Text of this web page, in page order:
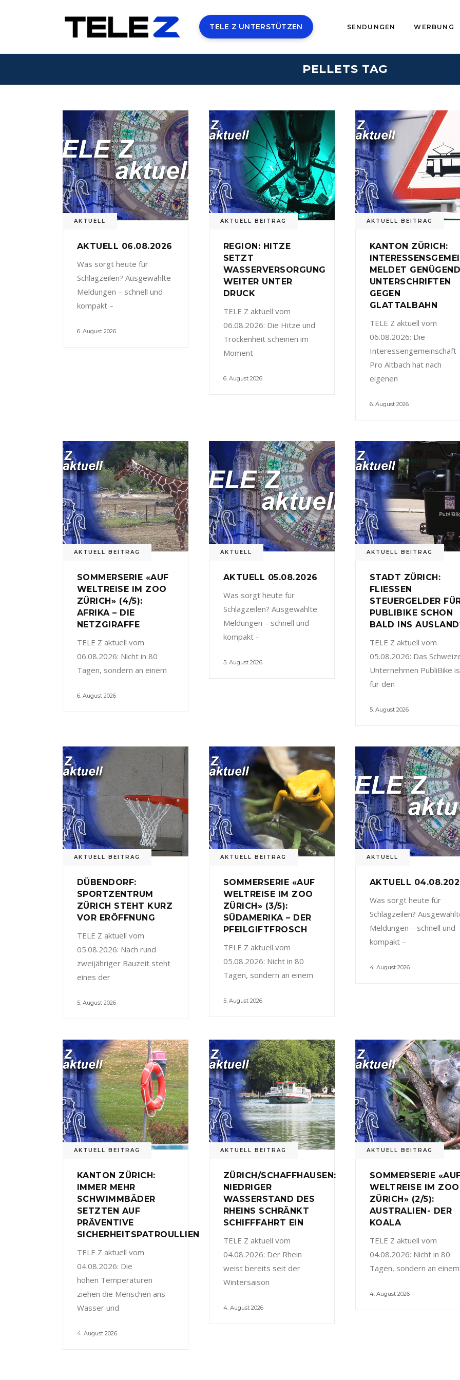
TELE Z UNTERSTÜTZEN SENDUNGEN WERBUNG
PELLETS TAG
AKTUELL
AKTUELL 06.08.2026
Was sorgt heute für
Schlagzeilen? Ausgewählte
Meldungen – schnell und
kompakt –
6. August 2026
AKTUELL BEITRAG
REGION: HITZE
SETZT
WASSERVERSORGUNG
WEITER UNTER
DRUCK
TELE Z aktuell vom
06.08.2026: Die Hitze und
Trockenheit scheinen im
Moment
6. August 2026
AKTUELL BEITRAG
KANTON ZÜRICH:
MELDET
UNTERSCHRIFTEN
GEGEN
GLATTALBAHN
TELE Z aktuell vom
06.08.2026: Die
Interessengemeinschaft
Pro Altbach hat nach
eigenen
6. August 2026
AKTUELL BEITRAG
SOMMERSERIE «AUF
WELTREISE IM ZOO
ZÜRICH» (4/5):
AFRIKA – DIE
NETZGIRAFFE
TELE Z aktuell vom
06.08.2026: Nicht in 80
Tagen, sondern an einem
6. August 2026
AKTUELL
AKTUELL 05.08.2026
Was sorgt heute für
Schlagzeilen? Ausgewählte
Meldungen – schnell und
kompakt –
5. August 2026
AKTUELL BEITRAG
STADT ZÜRICH:
FLIESSEN
STEUERGELDER
PUBLIBIKE SCHON
BALD INS
TELE Z aktuell vom
05.08.2026: Das
Unternehmen PubliBike
für den
5. August 2026
AKTUELL BEITRAG
DÜBENDORF:
SPORTZENTRUM
ZÜRICH STEHT KURZ
VOR ERÖFFNUNG
TELE Z aktuell vom
05.08.2026: Nach rund
zweijähriger Bauzeit steht
eines der
5. August 2026
AKTUELL BEITRAG
SOMMERSERIE «AUF
WELTREISE IM ZOO
ZÜRICH» (3/5):
SÜDAMERIKA – DER
PFEILGIFTFROSCH
TELE Z aktuell vom
05.08.2026: Nicht in 80
Tagen, sondern an einem
5. August 2026
AKTUELL
AKTUELL
Was sorgt heute für
Schlagzeilen?
Meldungen – schnell und
kompakt –
4. August 2026
AKTUELL BEITRAG
KANTON ZÜRICH:
IMMER MEHR
SCHWIMMBÄDER
SETZTEN AUF
PRÄVENTIVE
SICHERHEITSPATROULLIEN
TELE Z aktuell vom
04.08.2026: Die
hohen Temperaturen
ziehen die Menschen ans
Wasser und
4. August 2026
AKTUELL BEITRAG
ZÜRICH/SCHAFFHAUSEN:
NIEDRIGER
WASSERSTAND DES
RHEINS SCHRÄNKT
SCHIFFFAHRT EIN
TELE Z aktuell vom
04.08.2026: Der Rhein
weist bereits seit der
Wintersaison
4. August 2026
AKTUELL BEITRAG
SOMMERSERIE
WELTREISE IM ZOO
ZÜRICH» (2/5):
AUSTRALIEN- DER
KOALA
TELE Z aktuell vom
04.08.2026: Nicht in 80
Tagen, sondern an einem
4. August 2026